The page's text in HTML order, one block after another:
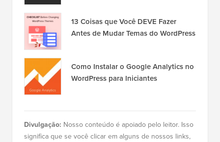
13 Coisas que Você DEVE Fazer
Antes de Mudar Temas do WordPress
Como Instalar o Google Analytics no
WordPress para Iniciantes
Divulgação: Nosso conteúdo é apoiado pelo leitor. Isso
significa que se você clicar em alguns de nossos links,